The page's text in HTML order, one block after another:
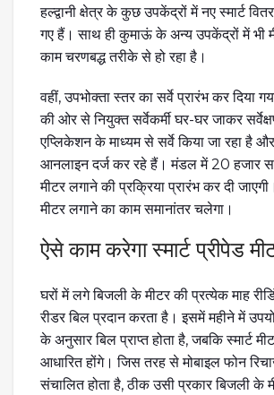
हल्द्वानी क्षेत्र के कुछ उपकेंद्रों में नए स्मार्ट
गए हैं। साथ ही कुमाऊं के अन्य उपकेंद्रों में भी
काम चरणबद्ध तरीके से हो रहा है।
वहीं, उपभोक्ता स्तर का सर्वे प्रारंभ कर दिया
की ओर से नियुक्त सर्वेकर्मी घर-घर जाकर
एप्लिकेशन के माध्यम से सर्वे किया जा रहा है और
आनलाइन दर्ज कर रहे हैं। मंडल में 20 हजार
मीटर लगाने की प्रक्रिया प्रारंभ कर दी
मीटर लगाने का काम समानांतर चलेगा।
ऐसे काम करेगा स्मार्ट प्रीपेड
घरों में लगे बिजली के मीटर की प्रत्येक माह
रीडर बिल प्रदान करता है। इसमें महीने में
के अनुसार बिल प्राप्त होता है, जबकि स्मार्ट
आधारित होंगे। जिस तरह से मोबाइल फोन
संचालित होता है, ठीक उसी प्रकार बिजली के